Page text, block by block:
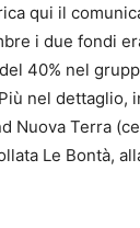
qui il
i due fondi
40% nel
nel dettaglio,
Nuova Terra
Le Bontà,